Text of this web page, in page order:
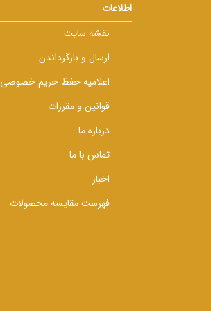
اطلاعات
نقشه سایت
ارسال و بازگرداندن
اعلامیه حفظ حریم خصوصی
قوانین و مقررات
درباره ما
تماس با ما
اخبار
فهرست مقایسه محصولات